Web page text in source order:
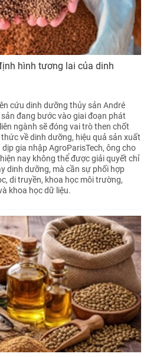
hình tương lai của dinh
cứu dinh dưỡng thủy sản André
đang bước vào giai đoạn phát
ngành sẽ đóng vai trò then chốt
về dinh dưỡng, hiệu quả sản xuất
gia nhập AgroParisTech, ông cho
nay không thể được giải quyết chỉ
dinh dưỡng, mà cần sự phối hợp
di truyền, khoa học môi trường,
khoa học dữ liệu.